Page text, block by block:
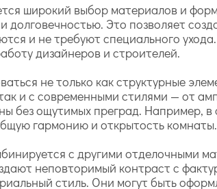
широкий выбор материалов и
долговечностью. Это позволяет
и не требуют специального
дизайнеров и строителей.
не только как структурные
и с современными стилями — от
без ощутимых преград. Например, в
гармонию и открытость комнаты.
с другими отделочными
неповторимый контраст с
стиль. Они могут быть